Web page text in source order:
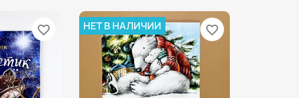
favorite_border НЕТ В НАЛИЧИИ favorite_border